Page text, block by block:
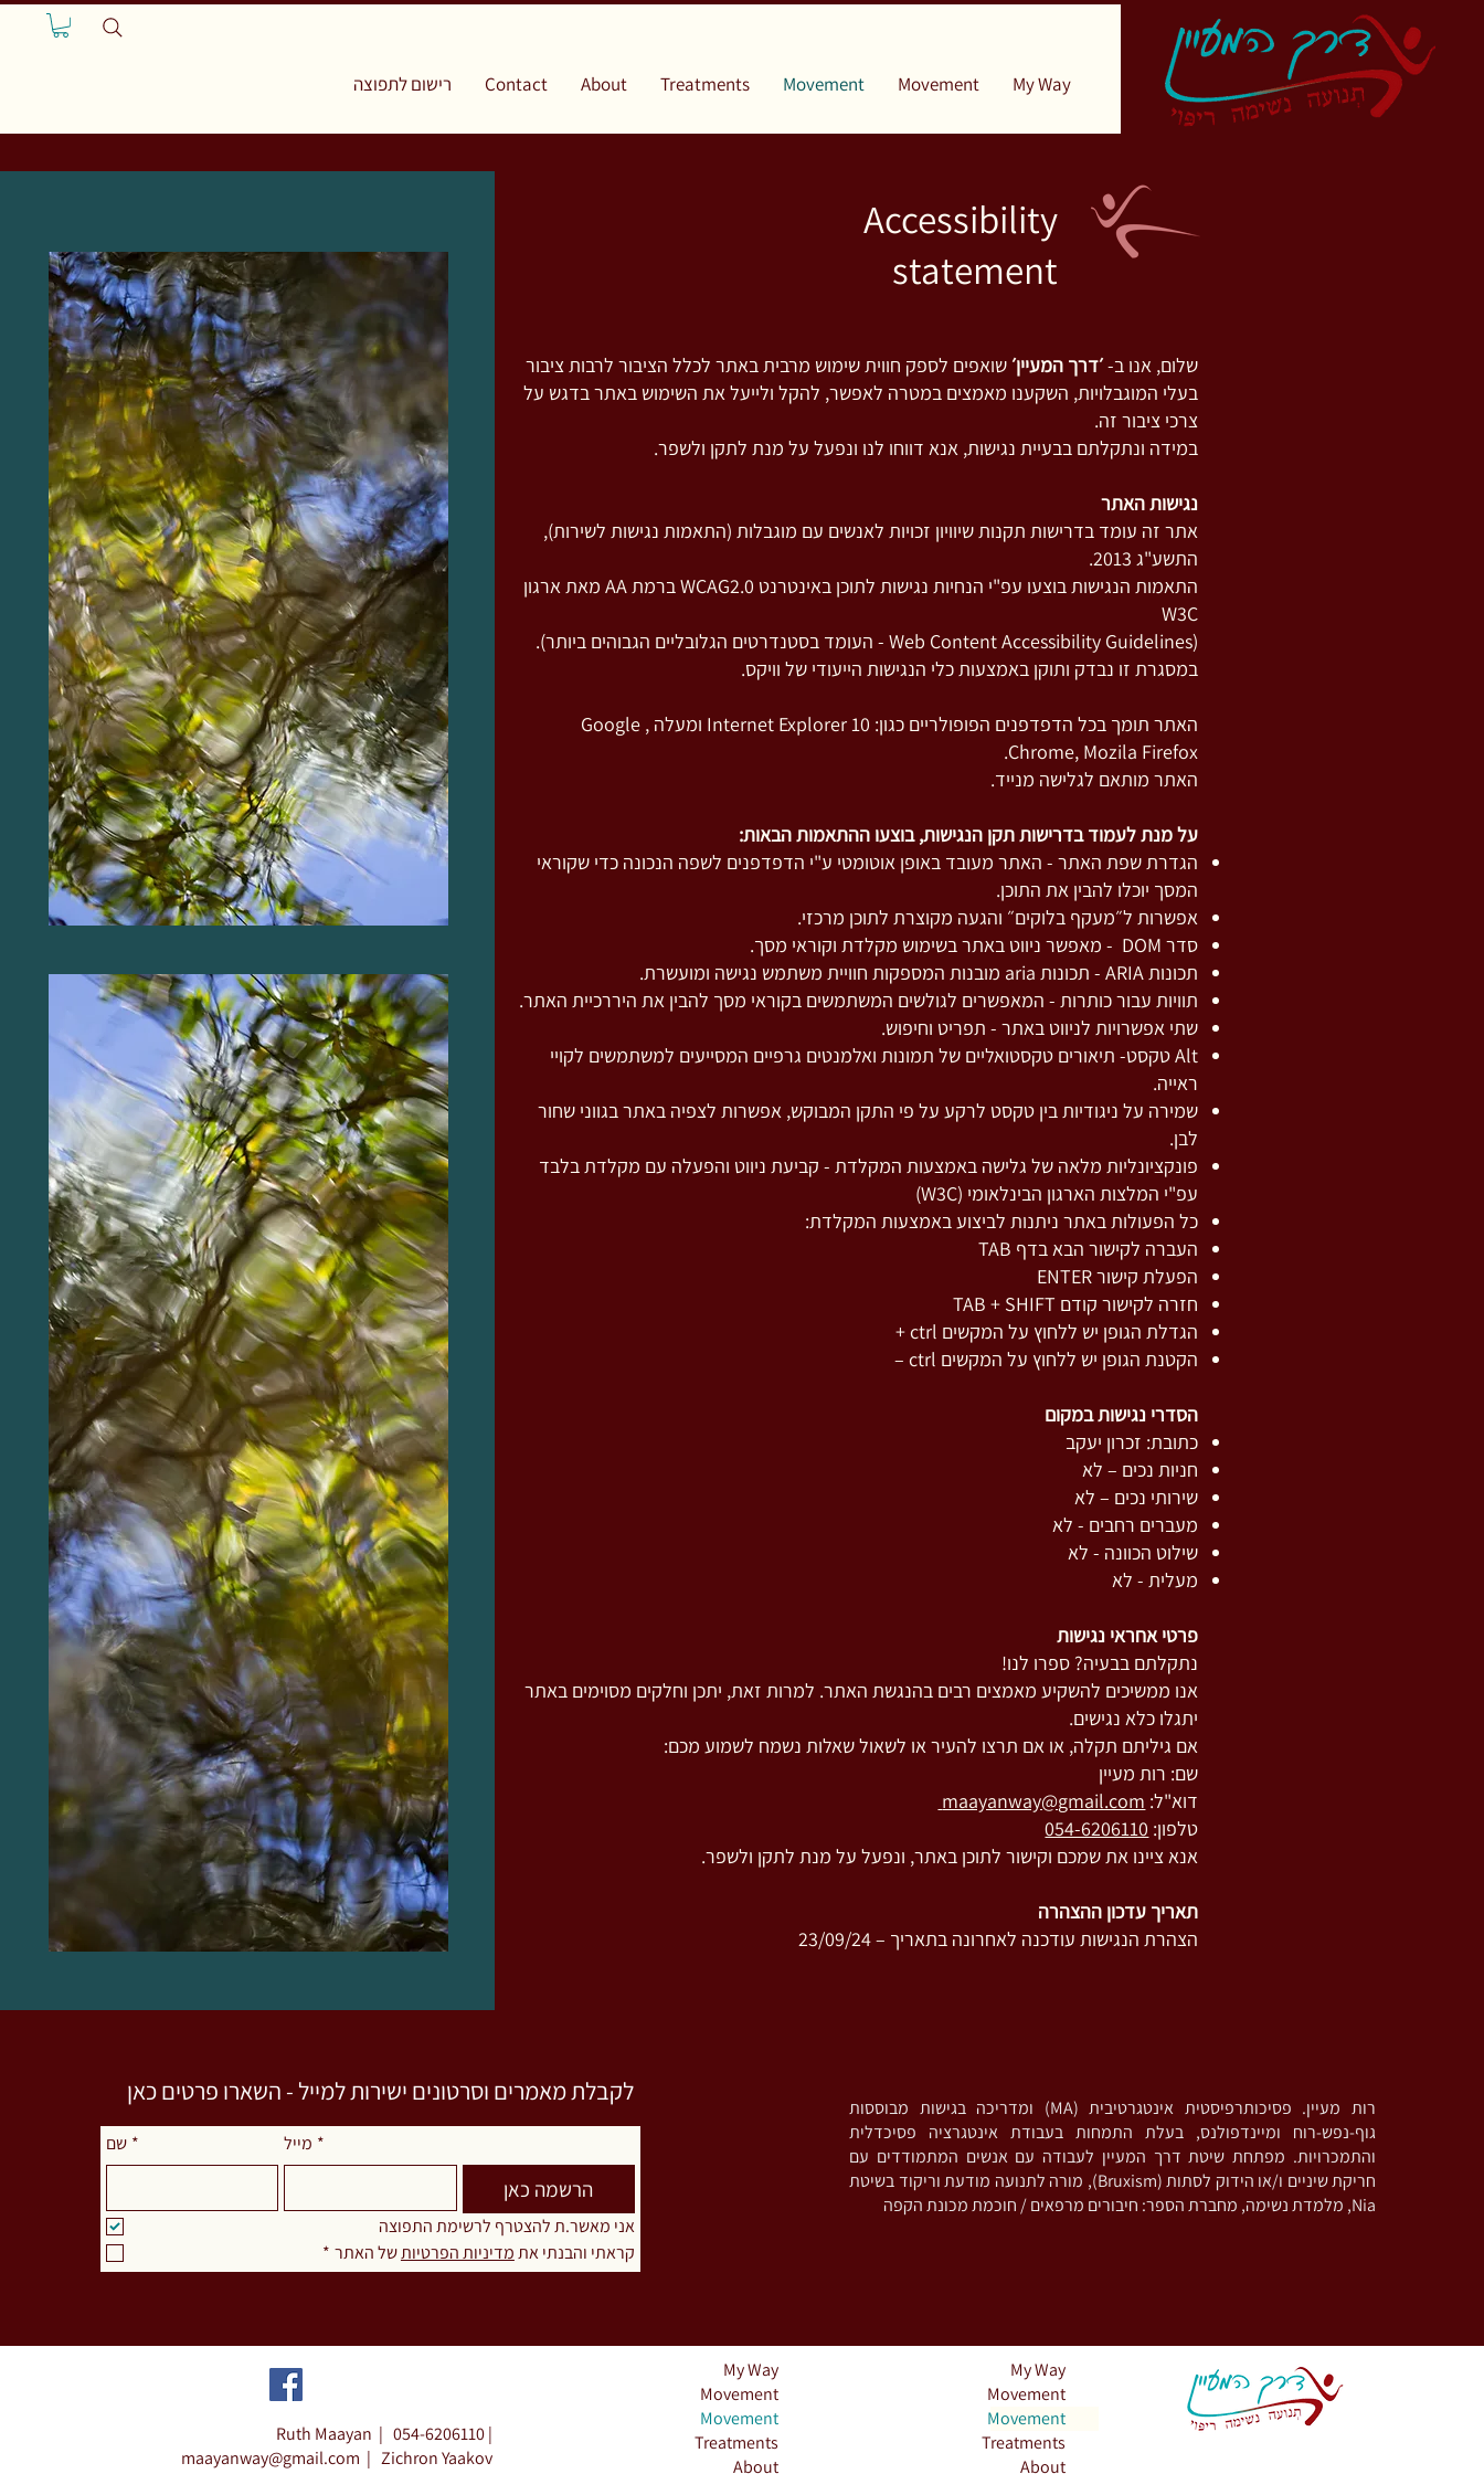
My Way
Movement
Movement
Treatments
About
Contact רישום לתפוצה
Accessibility
statement
שלום, אנו ב-׳דרך המעיין׳ שואפים לספק חווית שימוש מרבית באתר לכלל הציבור לרבות ציבור
בעלי המוגבלויות, השקענו מאמצים במטרה לאפשר, להקל ולייעל את השימוש באתר בדגש על
צרכי ציבור זה.
במידה ונתקלתם בבעיית נגישות, אנא דווחו לנו ונפעל על מנת לתקן ולשפר.
נגישות האתר
אתר זה עומד בדרישות תקנות שיוויון זכויות לאנשים עם מוגבלות (התאמות נגישות לשירות),
התשע"ג 2013.
התאמות הנגישות בוצעו עפ"י הנחיות נגישות לתוכן באינטרנט WCAG2.0 ברמת AA מאת ארגון
W3C
(Web Content Accessibility Guidelines - העומד בסטנדרטים הגלובליים הגבוהים ביותר).
במסגרת זו נבדק ותוקן באמצעות כלי הנגישות הייעודי של וויקס.
האתר תומך בכל הדפדפנים הפופולריים כגון: Internet Explorer 10 ומעלה , Google
Chrome, Mozila Firefox.
האתר מותאם לגלישה מנייד.
על מנת לעמוד בדרישות תקן הנגישות, בוצעו ההתאמות הבאות:
הגדרת שפת האתר - האתר מעובד באופן אוטומטי ע"י הדפדפנים לשפה הנכונה כדי שקוראי
המסך יוכלו להבין את התוכן.
אפשרות ל״מעקף בלוקים״ והגעה מקוצרת לתוכן מרכזי.
סדר DOM - מאפשר ניווט באתר בשימוש מקלדת וקוראי מסך.
תכונות ARIA - תכונות aria מובנות המספקות חוויית משתמש נגישה ומועשרת.
תוויות עבור כותרות - המאפשרים לגולשים המשתמשים בקוראי מסך להבין את היררכיית האתר.
שתי אפשרויות לניווט באתר - תפריט וחיפוש.
Alt טקסט- תיאורים טקסטואליים של תמונות ואלמנטים גרפיים המסייעים למשתמשים לקויי
ראייה.
שמירה על ניגודיות בין טקסט לרקע על פי התקן המבוקש, אפשרות לצפיה באתר בגווני שחור
לבן.​
פונקציונליות מלאה של גלישה באמצעות המקלדת - קביעת ניווט והפעלה עם מקלדת בלבד
עפ"י המלצות הארגון הבינלאומי (W3C)
כל הפעולות באתר ניתנות לביצוע באמצעות המקלדת:
העברה לקישור הבא בדף TAB
הפעלת קישור ENTER
חזרה לקישור קודם TAB + SHIFT
הגדלת הגופן יש ללחוץ על המקשים ctrl +
הקטנת הגופן יש ללחוץ על המקשים ctrl –
הסדרי נגישות במקום
כתובת: זכרון יעקב
חניות נכים – לא
שירותי נכים – לא
מעברים רחבים - לא
שילוט הכוונה - לא
מעלית - לא
פרטי אחראי נגישות
נתקלתם בבעיה? ספרו לנו!
אנו ממשיכים להשקיע מאמצים רבים בהנגשת האתר. למרות זאת, יתכן וחלקים מסוימים באתר
יתגלו כלא נגישים.
אם גיליתם תקלה, או אם תרצו להעיר או לשאול שאלות נשמח לשמוע מכם:
שם: רות מעיין
דוא"ל: maayanway@gmail.com
טלפון: 054-6206110
אנא ציינו את שמכם וקישור לתוכן באתר, ונפעל על מנת לתקן ולשפר.
תאריך עדכון ההצהרה
הצהרת הנגישות עודכנה לאחרונה בתאריך – 23/09/24
לקבלת מאמרים וסרטונים ישירות למייל - השארו פרטים כאן
שם * מייל *
הרשמה כאן
אני מאשר.ת להצטרף לרשימת התפוצה
קראתי והבנתי את מדיניות הפרטיות של האתר *
רות מעיין. פסיכותרפיסטית אינטגרטיבית (MA) ומדריכה בגישות מבוססות
גוף-נפש-רוח ומיינדפולנס, בעלת התמחות בעבודת אינטגרציה פסיכדלית
והתמכרויות. מפתחת שיטת דרך המעיין לעבודה עם אנשים המתמודדים עם
חריקת שיניים ו/או הידוק לסתות (Bruxism), מורה לתנועה מודעת וריקוד בשיטת
Nia, מלמדת נשימה, מחברת הספר: חיבורים מרפאים / חוכמת מכונת הקפה
Ruth Maayan |054-6206110 |
maayanway@gmail.com | Zichron Yaakov
My Way
Movement
Movement
Treatments
About
My Way
Movement
Movement
Treatments
About